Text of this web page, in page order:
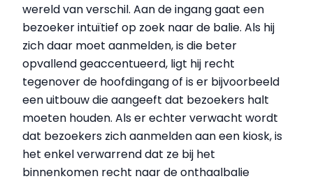
wereld van verschil. Aan de ingang gaat een
bezoeker intuïtief op zoek naar de balie. Als hij
zich daar moet aanmelden, is die beter
opvallend geaccentueerd, ligt hij recht
tegenover de hoofdingang of is er bijvoorbeeld
een uitbouw die aangeeft dat bezoekers halt
moeten houden. Als er echter verwacht wordt
dat bezoekers zich aanmelden aan een kiosk, is
het enkel verwarrend dat ze bij het
binnenkomen recht naar de onthaalbalie